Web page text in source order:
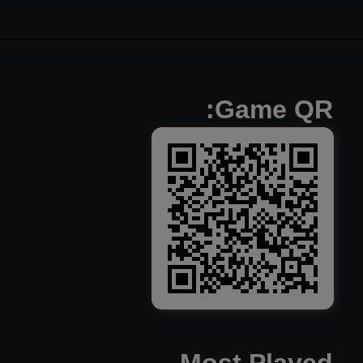
Game QR: